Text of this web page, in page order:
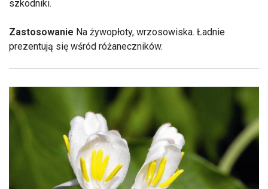
szkodniki.
Zastosowanie Na żywopłoty, wrzosowiska. Ładnie
prezentują się wśród różaneczników.